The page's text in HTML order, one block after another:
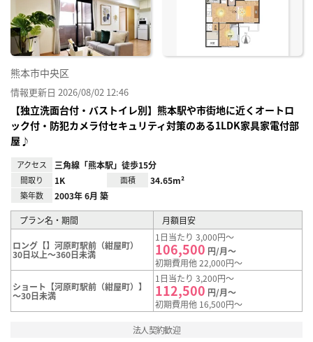
熊本市中央区
情報更新日 2026/08/02 12:46
【独立洗面台付・バストイレ別】熊本駅や市街地に近くオートロ
ック付・防犯カメラ付セキュリティ対策のある1LDK家具家電付部
屋♪
アクセス 三角線「熊本駅」徒歩15分
間取り 1K 面積 34.65m²
築年数 2003年 6月 築
プラン名・期間 月額目安
ロング【】河原町駅前（紺屋町）
30日以上～360日未満
1日当たり 3,000円～
106,500 円/月～
初期費用他 22,000円～
ショート【河原町駅前（紺屋町）】
～30日未満
1日当たり 3,200円～
112,500 円/月～
初期費用他 16,500円～
法人契約歓迎